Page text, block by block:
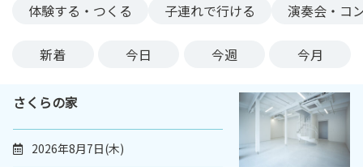
体験する・つくる
子連れで行ける 演奏会・コ
新着 今日 今週 今月
さくらの家
2026年8月7日(木)